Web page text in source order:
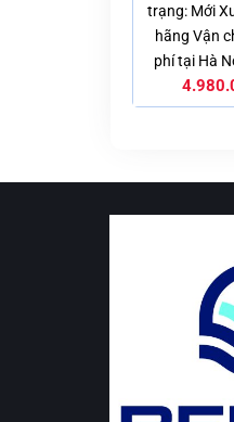
hạng
0
5
sao
trạng: Mới
hãng Vận
phí tại Hà